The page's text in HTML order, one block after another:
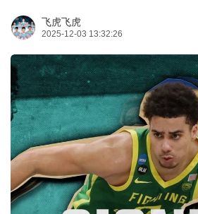
飞虎飞虎
2025-12-03 13:32:26